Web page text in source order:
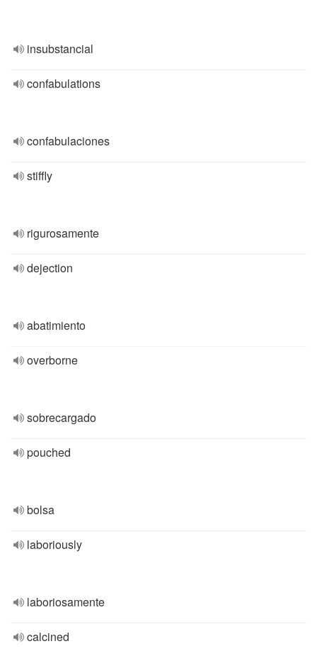
insubstancial
confabulations
confabulaciones
stiffly
rigurosamente
dejection
abatimiento
overborne
sobrecargado
pouched
bolsa
laboriously
laboriosamente
calcined